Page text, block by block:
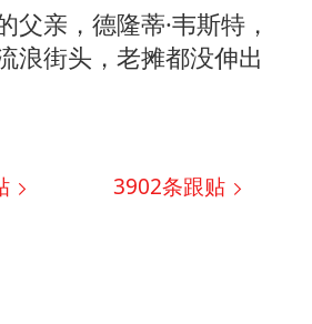
父亲，德隆蒂·韦斯特，
浪街头，老摊都没伸出
3902条跟贴